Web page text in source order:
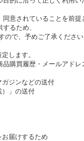
意されていることを前提
るため、
で、予めご了承ください
します。
購買履歴・メールアドレ
ジンなどの送付
」の送付
届けするため